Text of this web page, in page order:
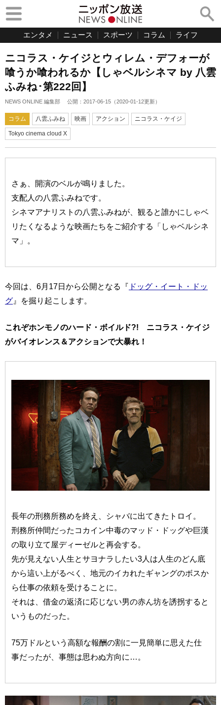
エンタメ ニュース スポーツ コラム ライフ
ニコラス・ケイジとウィレム・デフォーが
喰うか喰われるか【しゃベルシネマ by 八雲
ふみね･第222回】
NEWS ONLINE 編集部 公開： 2017-06-15 （2020-01-12更新）
コラム 八雲ふみね 映画 アクション ニコラス・ケイジ
Tokyo cinema cloud X
さぁ、開演のベルが鳴りました。
支配人の八雲ふみねです。
シネマアナリストの八雲ふみねが、観ると誰かにしゃベ
リたくなるような映画たちをご紹介する「しゃベルシネ
マ」。
今回は、6月17日から公開となる『 ドッグ・イート・ドッ
グ 』を掘り起こします。
これぞホンモノのハード・ボイルド?! ニコラス・ケイジ
がバイオレンス＆アクションで大暴れ！
長年の刑務所務めを終え、シャバに出てきたトロイ。
刑務所仲間だったコカイン中毒のマッド・ドッグや巨漢
の取り立て屋ディーゼルと再会する。
先が見えない人生とサヨナラしたい3人は人生のどん底
から這い上がるべく、地元のイカれたギャングのボスか
ら仕事の依頼を受けることに。
それは、借金の返済に応じない男の赤ん坊を誘拐すると
いうものだった。
75万ドルという高額な報酬の割に一見簡単に思えた仕
事だったが、事態は思わぬ方向に…。